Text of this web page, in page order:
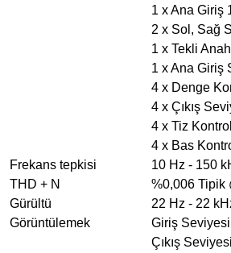
1 x Ana Giriş
2 x Sol, Sağ
1 x Tekli
1 x Ana Giriş
4 x Denge
4 x Çıkış
4 x Tiz
4 x Bas
Frekans tepkisi
10 Hz - 150
THD + N
%0,006 Tipik
Gürültü
22 Hz - 22
Görüntülemek
Giriş
Çıkış